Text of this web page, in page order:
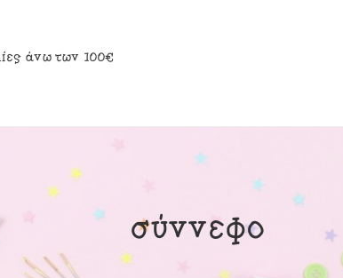
Δώρα
Δωματίου
Μόμπιλε Κούνιας
Κουτιά
Κοσμήματα
άνω των 100€
σύννεφο